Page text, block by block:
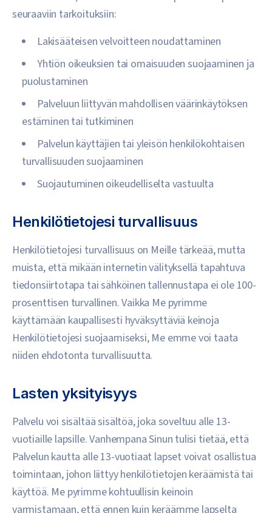
seuraaviin tarkoituksiin:
Lakisääteisen velvoitteen noudattaminen
Yhtiön oikeuksien tai omaisuuden suojaaminen ja
puolustaminen
Palveluun liittyvän mahdollisen väärinkäytöksen
estäminen tai tutkiminen
Palvelun käyttäjien tai yleisön henkilökohtaisen
turvallisuuden suojaaminen
Suojautuminen oikeudelliselta vastuulta
Henkilötietojesi turvallisuus
Henkilötietojesi turvallisuus on Meille tärkeää, mutta
muista, että mikään internetin välityksellä tapahtuva
tiedonsiirtotapa tai sähköinen tallennustapa ei ole 100-
prosenttisen turvallinen. Vaikka Me pyrimme
käyttämään kaupallisesti hyväksyttäviä keinoja
Henkilötietojesi suojaamiseksi, Me emme voi taata
niiden ehdotonta turvallisuutta.
Lasten yksityisyys
Palvelu voi sisältää sisältöä, joka soveltuu alle 13-
vuotiaille lapsille. Vanhempana Sinun tulisi tietää, että
Palvelun kautta alle 13-vuotiaat lapset voivat osallistua
toimintaan, johon liittyy henkilötietojen keräämistä tai
käyttöä. Me pyrimme kohtuullisin keinoin
varmistamaan, että ennen kuin keräämme lapselta